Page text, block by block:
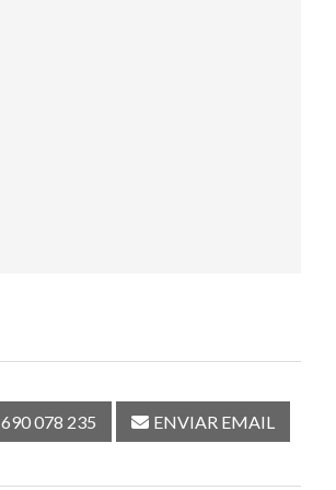
690 078 235 ENVIAR EMAIL